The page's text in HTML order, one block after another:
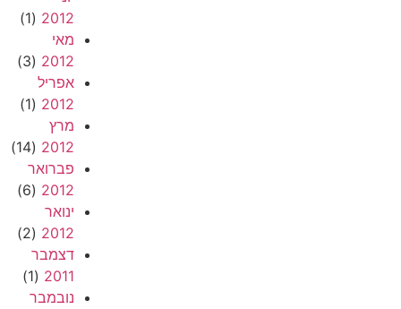
2012
(1)
מאי
2012
(3)
אפריל
2012
(1)
מרץ
2012
(14)
פברואר
2012
(6)
ינואר
2012
(2)
דצמבר
2011
(1)
נובמבר